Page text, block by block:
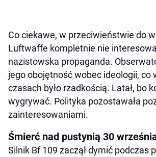
Co ciekawe, w przeciwieństwie do
Luftwaffe kompletnie nie
nazistowska propaganda.
jego obojętność wobec ideologii, co
czasach było rzadkością. Latał, bo
wygrywać. Polityka pozostawała
zainteresowaniami.
Śmierć nad pustynią 30
Silnik Bf 109 zaczął dymić podczas